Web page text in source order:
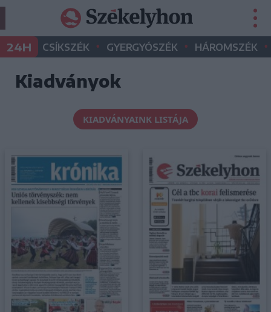
24H CSÍKSZÉK • GYERGYÓSZÉK • HÁROMSZÉK •
Kiadványok
KIADVÁNYAINK LISTÁJA